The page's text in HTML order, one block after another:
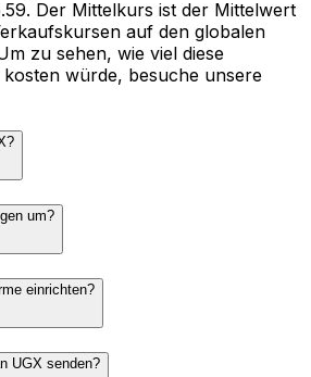
auf den globalen
zu sehen, wie viel diese
würde, besuche unsere
um?
einrichten?
UGX senden?